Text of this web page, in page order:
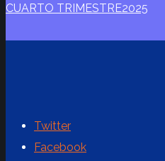
CUARTO TRIMESTRE2025
Twitter
Facebook